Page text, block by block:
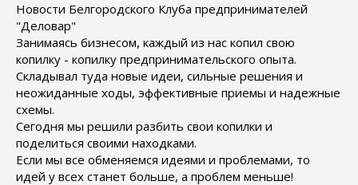
Новости Белгородского Клуба предпринимателей
"Деловар"
Занимаясь бизнесом, каждый из нас копил свою
копилку - копилку предпринимательского опыта.
Складывал туда новые идеи, сильные решения и
неожиданные ходы, эффективные приемы и надежные
схемы.
Сегодня мы решили разбить свои копилки и
поделиться своими находками.
Если мы все обменяемся идеями и проблемами, то
идей у всех станет больше, а проблем меньше!